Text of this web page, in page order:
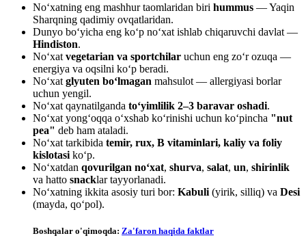
No‘xatning eng mashhur taomlaridan biri hummus — Yaqin
Sharqning qadimiy ovqatlaridan.
Dunyo bo‘yicha eng ko‘p no‘xat ishlab chiqaruvchi davlat —
Hindiston.
No‘xat vegetarian va sportchilar uchun eng zo‘r ozuqa —
energiya va oqsilni ko‘p beradi.
No‘xat glyuten bo‘lmagan mahsulot — allergiyasi borlar
uchun yengil.
No‘xat qaynatilganda to‘yimlilik 2–3 baravar oshadi.
No‘xat yong‘oqqa o‘xshab ko‘rinishi uchun ko‘pincha "nut
pea" deb ham ataladi.
No‘xat tarkibida temir, rux, B vitaminlari, kaliy va foliy
kislotasi ko‘p.
No‘xatdan qovurilgan no‘xat, shurva, salat, un, shirinlik
va hatto snacklar tayyorlanadi.
No‘xatning ikkita asosiy turi bor: Kabuli (yirik, silliq) va Desi
(mayda, qo‘pol).
Boshqalar o'qimoqda: Za'faron haqida faktlar